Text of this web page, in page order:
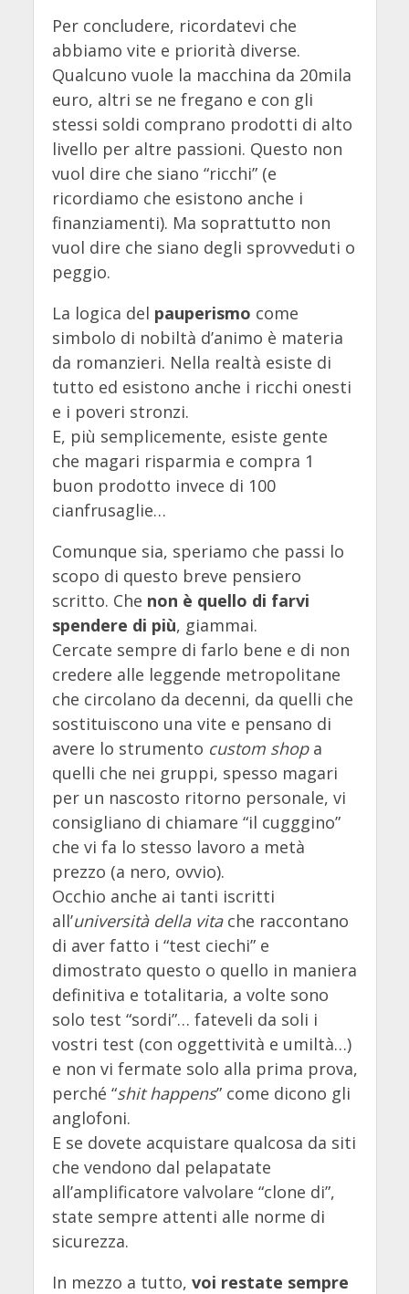
Per concludere, ricordatevi che
abbiamo vite e priorità diverse.
Qualcuno vuole la macchina da 20mila
euro, altri se ne fregano e con gli
stessi soldi comprano prodotti di alto
livello per altre passioni. Questo non
vuol dire che siano “ricchi” (e
ricordiamo che esistono anche i
finanziamenti). Ma soprattutto non
vuol dire che siano degli sprovveduti o
peggio.
La logica del pauperismo come
simbolo di nobiltà d’animo è materia
da romanzieri. Nella realtà esiste di
tutto ed esistono anche i ricchi onesti
e i poveri stronzi.
E, più semplicemente, esiste gente
che magari risparmia e compra 1
buon prodotto invece di 100
cianfrusaglie…
Comunque sia, speriamo che passi lo
scopo di questo breve pensiero
scritto. Che non è quello di farvi
spendere di più, giammai.
Cercate sempre di farlo bene e di non
credere alle leggende metropolitane
che circolano da decenni, da quelli che
sostituiscono una vite e pensano di
avere lo strumento custom shopa
quelli che nei gruppi, spesso magari
per un nascosto ritorno personale, vi
consigliano di chiamare “il cugggino”
che vi fa lo stesso lavoro a metà
prezzo (a nero, ovvio).
Occhio anche ai tanti iscritti
all’università della vita che raccontano
di aver fatto i “test ciechi” e
dimostrato questo o quello in maniera
definitiva e totalitaria, a volte sono
solo test “sordi”… fateveli da soli i
vostri test (con oggettività e umiltà…)
e non vi fermate solo alla prima prova,
perché “shit happens” come dicono gli
anglofoni.
E se dovete acquistare qualcosa da siti
che vendono dal pelapatate
all’amplificatore valvolare “clone di”,
state sempre attenti alle norme di
sicurezza.
In mezzo a tutto, voi restate sempre